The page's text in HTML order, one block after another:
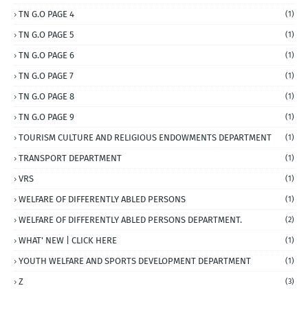
TN G.O PAGE 4 (1)
TN G.O PAGE 5 (1)
TN G.O PAGE 6 (1)
TN G.O PAGE 7 (1)
TN G.O PAGE 8 (1)
TN G.O PAGE 9 (1)
TOURISM CULTURE AND RELIGIOUS ENDOWMENTS DEPARTMENT (1)
TRANSPORT DEPARTMENT (1)
VRS (1)
WELFARE OF DIFFERENTLY ABLED PERSONS (1)
WELFARE OF DIFFERENTLY ABLED PERSONS DEPARTMENT. (2)
WHAT' NEW | CLICK HERE (1)
YOUTH WELFARE AND SPORTS DEVELOPMENT DEPARTMENT (1)
Z (3)